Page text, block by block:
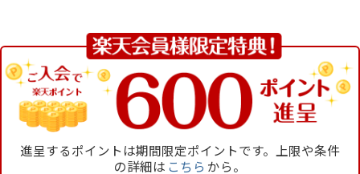
進呈するポイントは期間限定ポイントです。上限や条件
の詳細は こちら から。